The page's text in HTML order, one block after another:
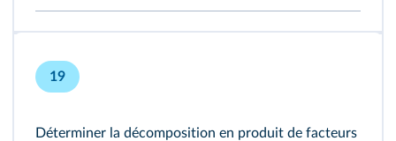
19
Déterminer la décomposition en produit de facteurs